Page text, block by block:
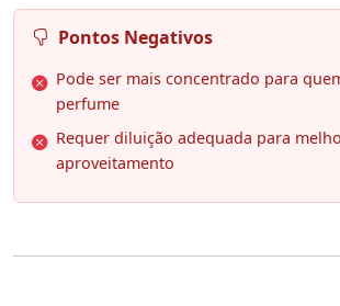
Pontos Negativos
Pode ser mais concentrado para
perfume
Requer diluição adequada para
aproveitamento